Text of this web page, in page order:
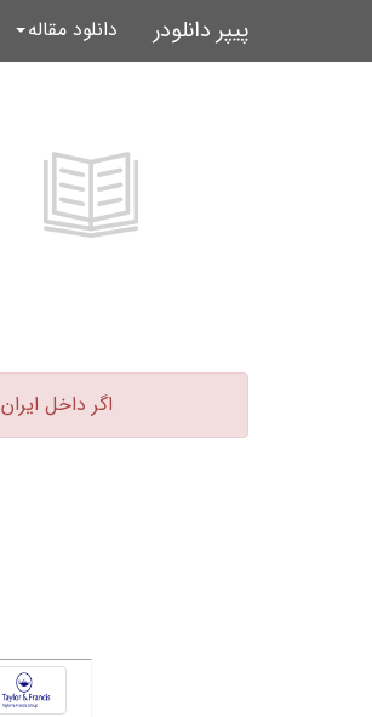
پیپر دانلودر دانلود مقاله
اگر داخل